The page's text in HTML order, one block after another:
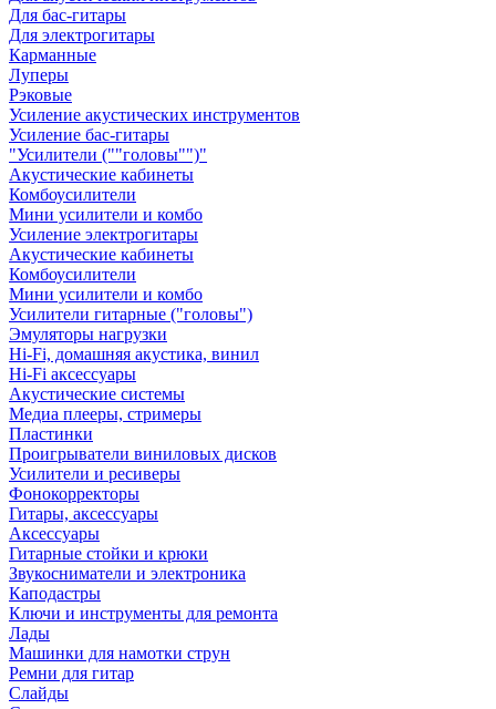
Для бас-гитары
Для электрогитары
Карманные
Луперы
Рэковые
Усиление акустических инструментов
Усиление бас-гитары
"Усилители (""головы"")"
Акустические кабинеты
Комбоусилители
Мини усилители и комбо
Усиление электрогитары
Акустические кабинеты
Комбоусилители
Мини усилители и комбо
Усилители гитарные ("головы")
Эмуляторы нагрузки
Hi-Fi, домашняя акустика, винил
Hi-Fi аксессуары
Акустические системы
Медиа плееры, стримеры
Пластинки
Проигрыватели виниловых дисков
Усилители и ресиверы
Фонокорректоры
Гитары, аксессуары
Аксессуары
Гитарные стойки и крюки
Звукосниматели и электроника
Каподастры
Ключи и инструменты для ремонта
Лады
Машинки для намотки струн
Ремни для гитар
Слайды